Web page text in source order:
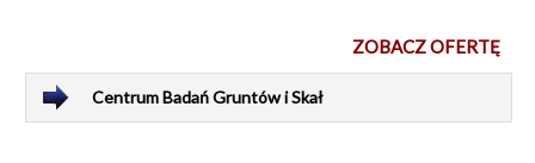
Projektujemy rozmieszczenie magazynów w strukturach
geologicznych, ich kubaturę i warunki eksploatacji
Opracowujemy wytyczne monitoringu magazynów
ZOBACZ OFERTĘ
Centrum Badań Gruntów i Skał